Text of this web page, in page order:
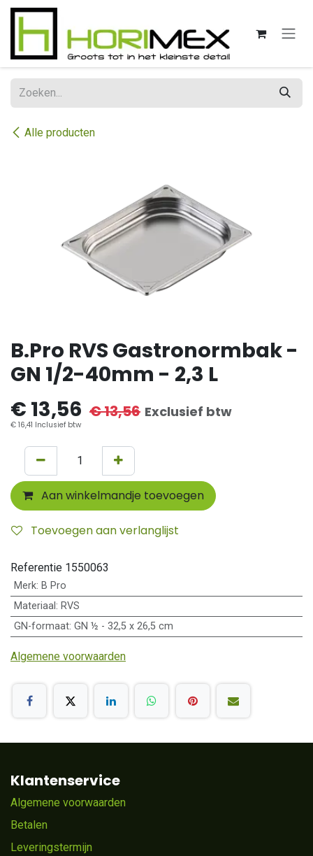
Overslaan naar inhoud
Alle producten
B.Pro RVS Gastronormbak -
GN 1/2-40mm - 2,3 L
€ 13,56 €13,56 Exclusief btw
€ 16,41 Inclusief btw
Aan winkelmandje toevoegen
Toevoegen aan verlanglijst
Referentie 1550063
Merk: B Pro
Materiaal : RVS
GN-formaat: GN ½ - 32,5 x 26,5 cm
Algemene voorwaarden
Klantenservice
Algemene voorwaarden
Betalen
Leveringstermijn